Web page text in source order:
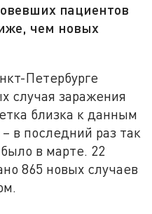
пациентов
чем новых
Петербурге
случая заражения
близка к данным
в последний раз так
в марте. 22
865 новых случаев